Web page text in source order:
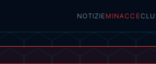
NOTIZIEMINACCE